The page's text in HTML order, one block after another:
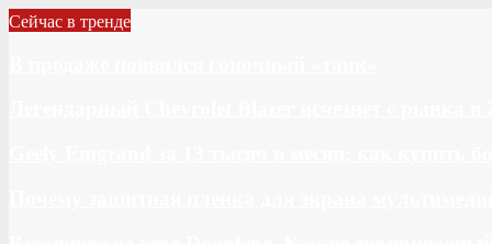
Сейчас в тренде